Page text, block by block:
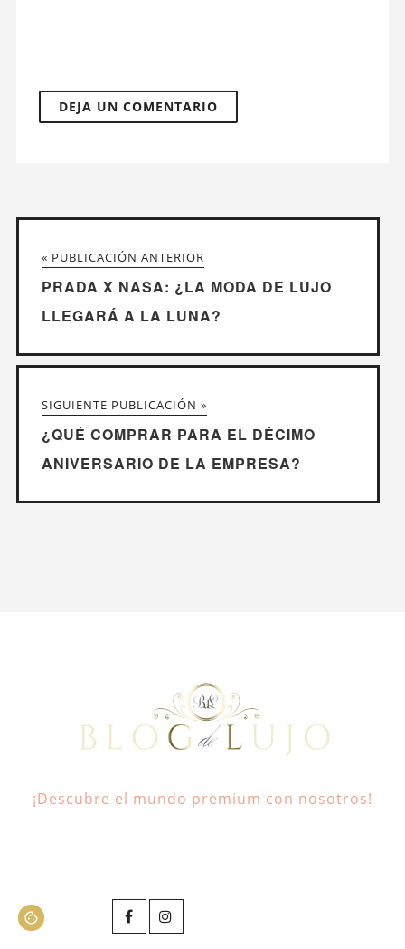
« PUBLICACIÓN ANTERIOR
PRADA X NASA: ¿LA MODA DE LUJO
LLEGARÁ A LA LUNA?
SIGUIENTE PUBLICACIÓN »
¿QUÉ COMPRAR PARA EL DÉCIMO
ANIVERSARIO DE LA EMPRESA?
¡Descubre el mundo premium con nosotros!